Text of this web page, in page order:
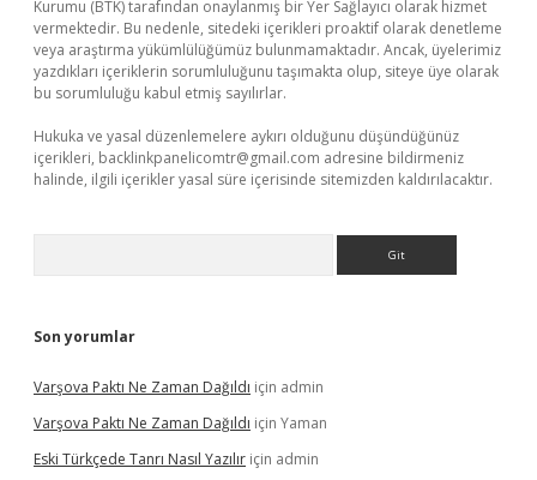
Kurumu (BTK) tarafından onaylanmış bir Yer Sağlayıcı olarak hizmet
vermektedir. Bu nedenle, sitedeki içerikleri proaktif olarak denetleme
veya araştırma yükümlülüğümüz bulunmamaktadır. Ancak, üyelerimiz
yazdıkları içeriklerin sorumluluğunu taşımakta olup, siteye üye olarak
bu sorumluluğu kabul etmiş sayılırlar.
Hukuka ve yasal düzenlemelere aykırı olduğunu düşündüğünüz
içerikleri, backlinkpanelicomtr@gmail.com adresine bildirmeniz
halinde, ilgili içerikler yasal süre içerisinde sitemizden kaldırılacaktır.
Son yorumlar
Varşova Paktı Ne Zaman Dağıldı için admin
Varşova Paktı Ne Zaman Dağıldı için Yaman
Eski Türkçede Tanrı Nasıl Yazılır için admin